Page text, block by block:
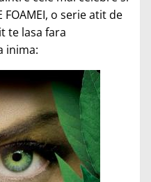
FOAMEI, o serie atit de
te lasa fara
inima: